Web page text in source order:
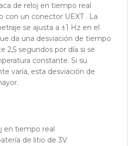
de reloj en tiempo real
con un conector UEXT . La
se ajusta a ±1 Hz en el
da una desviación de tiempo
2,5 segundos por día si se
constante. Si su
varía, esta desviación de
en tiempo real
de litio de 3V